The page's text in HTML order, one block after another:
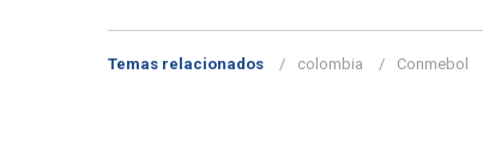
Temas relacionados colombia Conmebol